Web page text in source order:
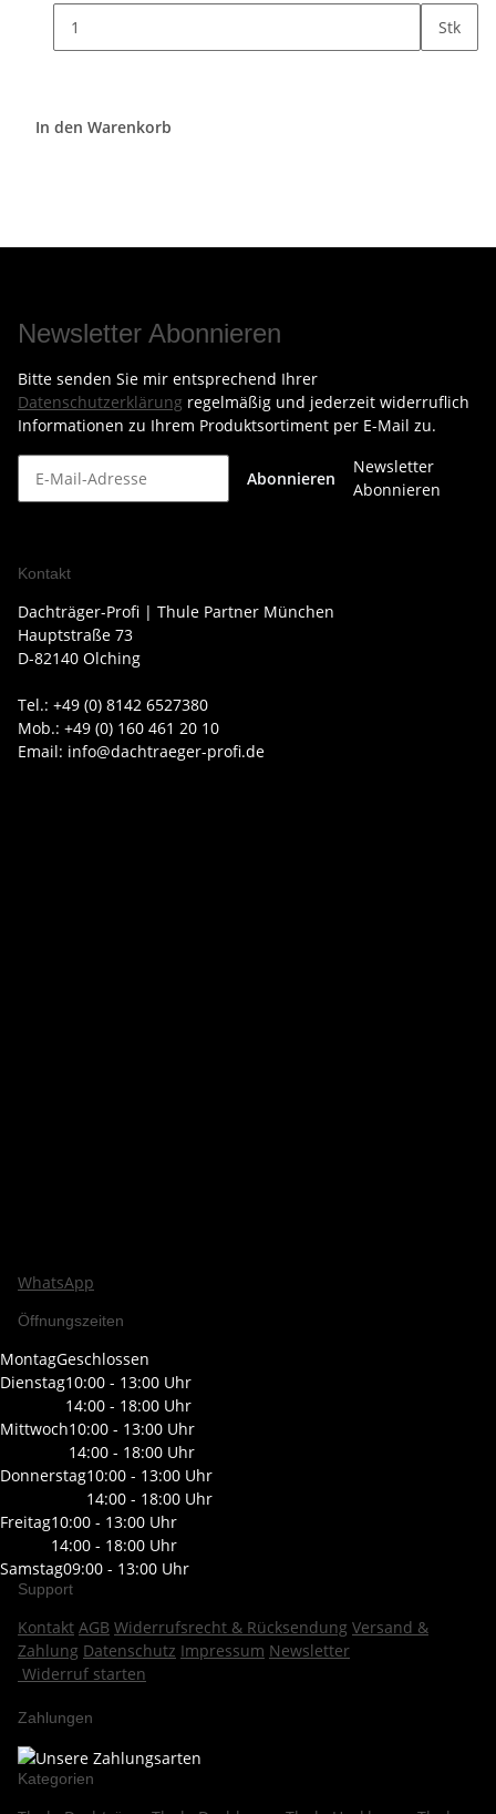
Stk
In den Warenkorb
Newsletter Abonnieren
Bitte senden Sie mir entsprechend Ihrer
Datenschutzerklärung regelmäßig und jederzeit widerruflich
Informationen zu Ihrem Produktsortiment per E-Mail zu.
Abonnieren
Newsletter
Abonnieren
Kontakt
Dachträger-Profi | Thule Partner München
Hauptstraße 73
D-82140 Olching
Tel.: +49 (0) 8142 6527380
Mob.: +49 (0) 160 461 20 10
Email: info@dachtraeger-profi.de
WhatsApp
Öffnungszeiten
MontagGeschlossen
Dienstag10:00 - 13:00 Uhr
14:00 - 18:00 Uhr
Mittwoch10:00 - 13:00 Uhr
14:00 - 18:00 Uhr
Donnerstag10:00 - 13:00 Uhr
14:00 - 18:00 Uhr
Freitag10:00 - 13:00 Uhr
14:00 - 18:00 Uhr
Samstag09:00 - 13:00 Uhr
Support
Kontakt AGB Widerrufsrecht & Rücksendung Versand &
Zahlung Datenschutz Impressum Newsletter
Widerruf starten
Zahlungen
Kategorien